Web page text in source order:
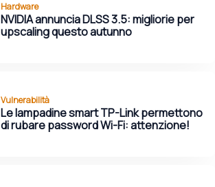
Hardware
NVIDIA annuncia DLSS 3.5: migliorie per
upscaling questo autunno
Vulnerabilità
Le lampadine smart TP-Link permettono
di rubare password Wi-Fi: attenzione!